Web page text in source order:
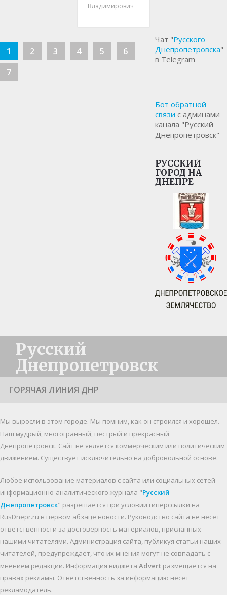
Владимирович
1 2 3 4 5
6
7
Чат "Русского
Днепропетровска"
в Telegram
Бот обратной
связи с админами
канала "Русский
Днепропетровск"
РУССКИЙ
ГОРОД НА
ДНЕПРЕ
Русский
Днепропетровск
ГОРЯЧАЯ ЛИНИЯ ДНР
Мы выросли в этом городе. Мы помним, как он строился и хорошел.
Наш мудрый, многогранный, пестрый и прекрасный
Днепропетровск. Cайт не является коммерческим или политическим
движением. Существует исключительно на добровольной основе.
Любое использование материалов c сайта или социальных сетей
информационно-аналитического журнала "Русский
Днепропетровск" разрешается при условии гиперссылки на
RusDnepr.ru в первом абзаце новости. Руководство сайта не несет
ответственности за достоверность материалов, присланных
нашими читателями. Администрация сайта, публикуя статьи наших
читателей, предупреждает, что их мнения могут не совпадать с
мнением редакции. Информация виджета Advert размещается на
правах рекламы. Ответственность за информацию несет
рекламодатель.